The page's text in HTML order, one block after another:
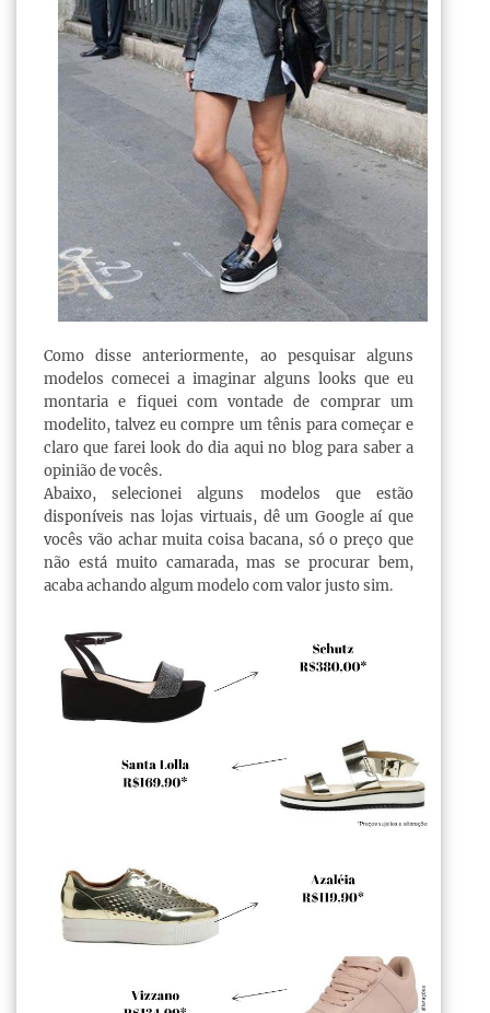
Como disse anteriormente, ao pesquisar alguns
modelos comecei a imaginar alguns looks que eu
montaria e fiquei com vontade de comprar um
modelito, talvez eu compre um tênis para começar e
claro que farei look do dia aqui no blog para saber a
opinião de vocês.
Abaixo, selecionei alguns modelos que estão
disponíveis nas lojas virtuais, dê um Google aí que
vocês vão achar muita coisa bacana, só o preço que
não está muito camarada, mas se procurar bem,
acaba achando algum modelo com valor justo sim.